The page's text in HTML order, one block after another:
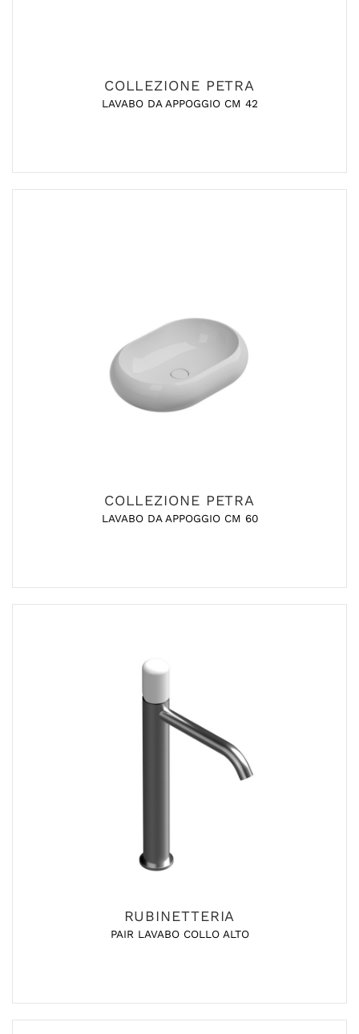
COLLEZIONE PETRA
LAVABO DA APPOGGIO CM 42
COLLEZIONE PETRA
LAVABO DA APPOGGIO CM 60
RUBINETTERIA
PAIR LAVABO COLLO ALTO